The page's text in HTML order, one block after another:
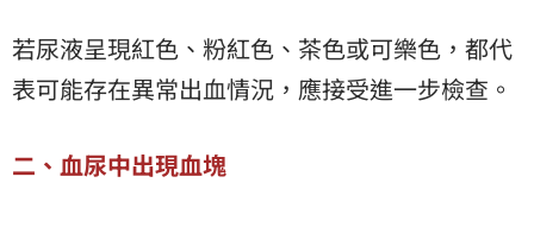
若尿液呈現紅色、粉紅色、茶色或可樂色，都代
表可能存在異常出血情況，應接受進一步檢查。
二、血尿中出現血塊